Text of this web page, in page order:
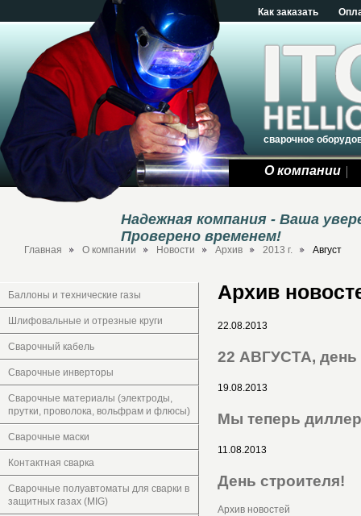
Как заказать
сварочное
О компании
Надежная компания - Ваша
Проверено временем!
Главная О компании Новости Архив 2013 г. Август
Баллоны и технические газы
Шлифовальные и отрезные круги
Сварочный кабель
Сварочные инверторы
Сварочные материалы (электроды,
прутки, проволока, вольфрам и флюсы)
Сварочные маски
Контактная сварка
Сварочные полуавтоматы для сварки в
защитных газах (MIG)
Архив
22.08.2013
22 АВГУСТА, день
19.08.2013
Мы теперь
11.08.2013
День строителя!
Архив новостей